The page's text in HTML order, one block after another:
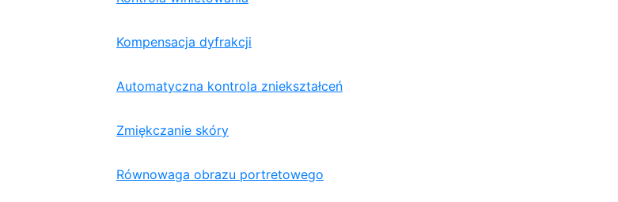
Kompensacja dyfrakcji
Automatyczna kontrola zniekształceń
Zmiękczanie skóry
Równowaga obrazu portretowego